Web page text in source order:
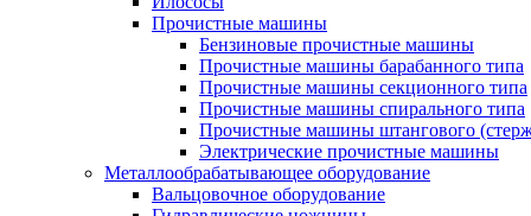
Прочистные машины
Бензиновые прочистные машины
Прочистные машины барабанного типа
Прочистные машины секционного типа
Прочистные машины спирального типа
Прочистные машины штангового
Электрические прочистные машины
Металлообрабатывающее оборудование
Вальцовочное оборудование